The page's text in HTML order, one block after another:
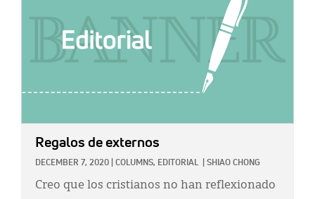
Regalos de externos
DECEMBER 7, 2020 COLUMNS, EDITORIAL SHIAO CHONG
Creo que los cristianos no han reflexionado